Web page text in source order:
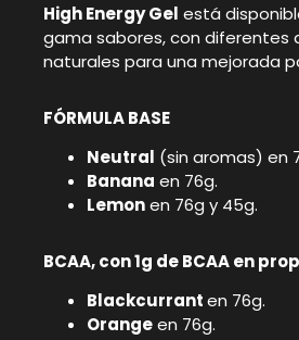
High Energy Gel está
gama sabores, con diferentes
naturales para una mejorada
FÓRMULA BASE
Neutral (sin aromas) en
Banana en 76g.
Lemonen 76g y 45g.
BCAA, con 1g de BCAA en
Blackcurranten 76g.
Orangeen 76g.